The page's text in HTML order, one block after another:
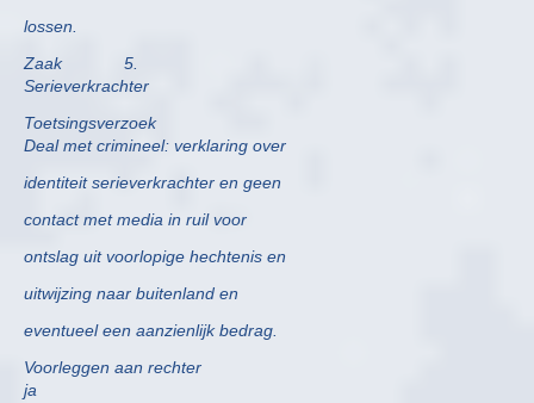
lossen.
Zaak 5.
Serieverkrachter
Toetsingsverzoek
Deal met crimineel: verklaring over
identiteit serieverkrachter en geen
contact met media in ruil voor
ontslag uit voorlopige hechtenis en
uitwijzing naar buitenland en
eventueel een aanzienlijk bedrag.
Voorleggen aan rechter
ja